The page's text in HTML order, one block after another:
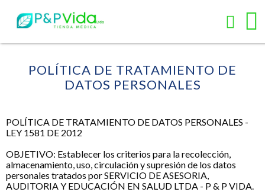
POLÍTICA DE TRATAMIENTO DE
DATOS PERSONALES
POLÍTICA DE TRATAMIENTO DE DATOS PERSONALES -
LEY 1581 DE 2012
OBJETIVO: Establecer los criterios para la recolección,
almacenamiento, uso, circulación y supresión de los datos
personales tratados por SERVICIO DE ASESORIA,
AUDITORIA Y EDUCACIÓN EN SALUD LTDA - P & P VIDA.